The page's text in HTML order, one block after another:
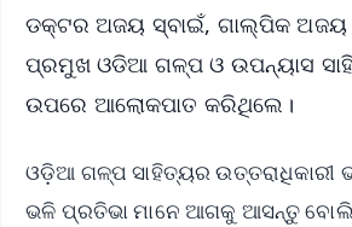
ଡକ୍ଟର ଅଜୟ ସ୍ବାଇଁ, ଗାଲ୍ପିକ ଅଜୟ
ପ୍ରମୁଖ ଓଡିଆ ଗଳ୍ପ ଓ ଉପନ୍ୟାସ
ଉପରେ ଆଲୋକପାତ କରିଥିଲେ।
ଓଡ଼ିଆ ଗଳ୍ପ ସାହିତ୍ୟର ଉତ୍ତରାଧିକାରୀ
ଭଳି ପ୍ରତିଭା ମାନେ ଆଗକୁ ଆସନ୍ତୁ ବୋଲି